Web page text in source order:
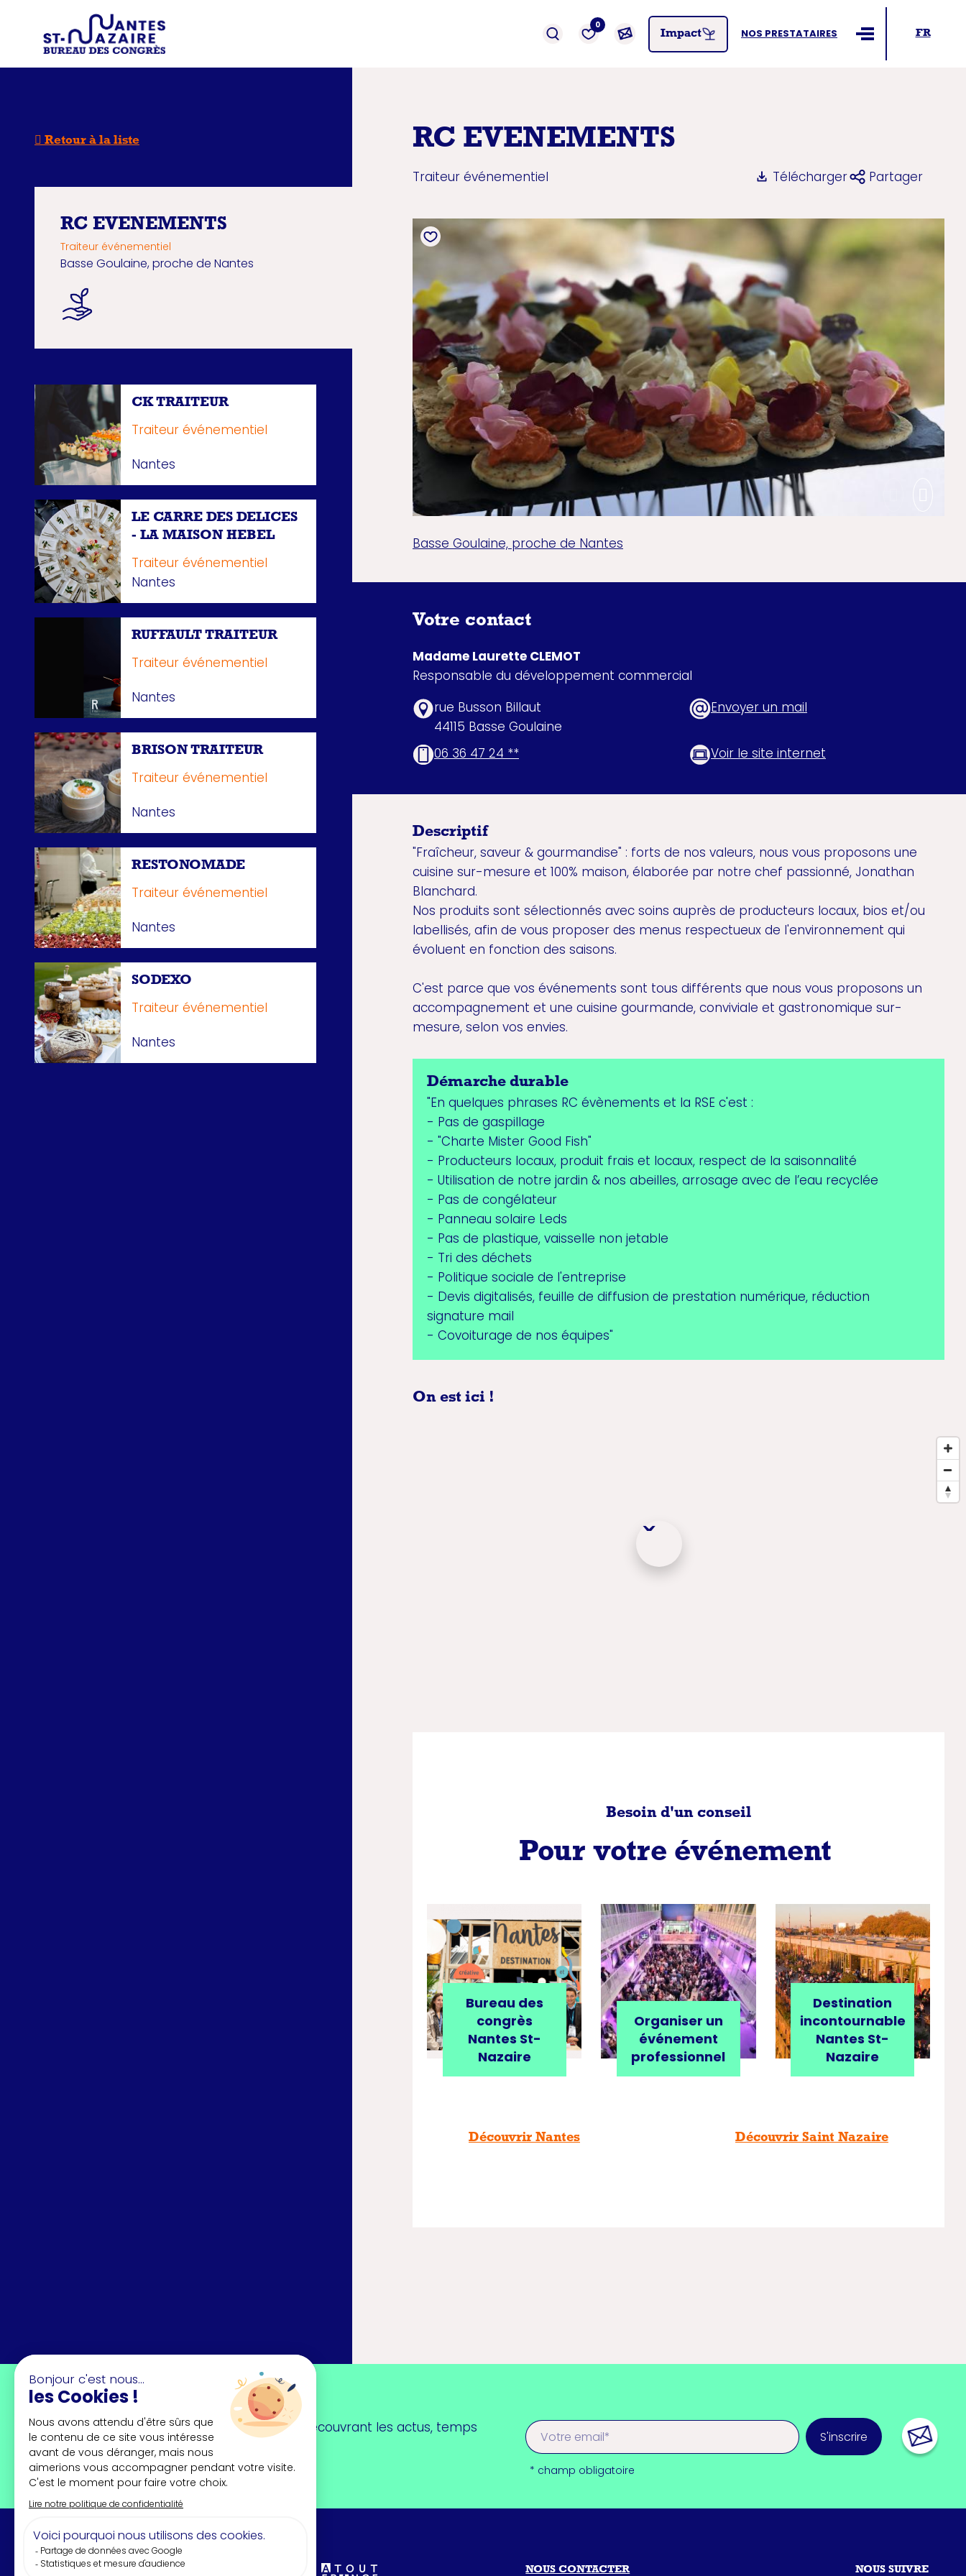
0
Impact
NOS PRESTATAIRES Ouvrir le menu
FR
Retour à la liste
RC EVENEMENTS
Traiteur événementiel
Basse Goulaine, proche de Nantes
CK TRAITEUR
Traiteur événementiel
Nantes
LE CARRE DES DELICES
- LA MAISON HEBEL
Traiteur événementiel
Nantes
RUFFAULT TRAITEUR
Traiteur événementiel
Nantes
BRISON TRAITEUR
Traiteur événementiel
Nantes
RESTONOMADE
Traiteur événementiel
Nantes
SODEXO
Traiteur événementiel
Nantes
RC EVENEMENTS
Traiteur événementiel Télécharger Partager
Basse Goulaine, proche de Nantes
Votre contact
Madame Laurette CLEMOT
Responsable du développement commercial
rue Busson Billaut
44115 Basse Goulaine
Envoyer un mail
06 36 47 24 ** Voir le site internet
Descriptif
"Fraîcheur, saveur & gourmandise" : forts de nos valeurs, nous vous proposons une
cuisine sur-mesure et 100% maison, élaborée par notre chef passionné, Jonathan
Blanchard.
Nos produits sont sélectionnés avec soins auprès de producteurs locaux, bios et/ou
labellisés, afin de vous proposer des menus respectueux de l'environnement qui
évoluent en fonction des saisons.
C'est parce que vos événements sont tous différents que nous vous proposons un
accompagnement et une cuisine gourmande, conviviale et gastronomique sur-
mesure, selon vos envies.
Démarche durable
"En quelques phrases RC évènements et la RSE c'est :
- Pas de gaspillage
- "Charte Mister Good Fish"
- Producteurs locaux, produit frais et locaux, respect de la saisonnalité
- Utilisation de notre jardin & nos abeilles, arrosage avec de l’eau recyclée
- Pas de congélateur
- Panneau solaire Leds
- Pas de plastique, vaisselle non jetable
- Tri des déchets
- Politique sociale de l'entreprise
- Devis digitalisés, feuille de diffusion de prestation numérique, réduction
signature mail
- Covoiturage de nos équipes"
On est ici !
Besoin d'un conseil
Pour votre événement
Bureau des
congrès
Nantes St-
Nazaire
Organiser un
événement
professionnel
Destination
incontournable
Nantes St-
Nazaire
Découvrir Nantes Découvrir Saint Nazaire
Trouvez l'inspiration chaque mois en découvrant les actus, temps
forts, portraits, interviews...
S'inscrire
* champ obligatoire
À PROPOS NOUS CONTACTER NOUS SUIVRE